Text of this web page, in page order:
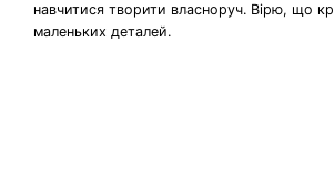
навчитися творити власноруч. Вірю, що
маленьких деталей.